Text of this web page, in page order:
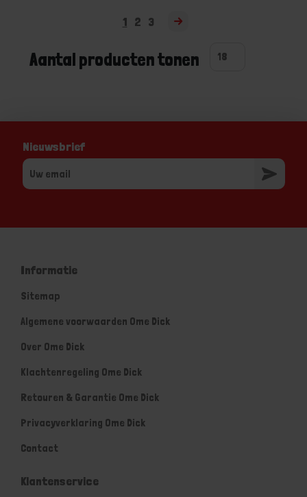
1 2 3
Aantal producten tonen
Nieuwsbrief
Informatie
Sitemap
Algemene voorwaarden Ome Dick
Over Ome Dick
Klachtenregeling Ome Dick
Retouren & Garantie Ome Dick
Privacyverklaring Ome Dick
Contact
Klantenservice